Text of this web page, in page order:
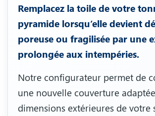
Remplacez la toile de votre
pyramide lorsqu’elle devient
poreuse ou fragilisée par une
prolongée aux intempéries.
Notre configurateur permet de
une nouvelle couverture
dimensions extérieures de votre